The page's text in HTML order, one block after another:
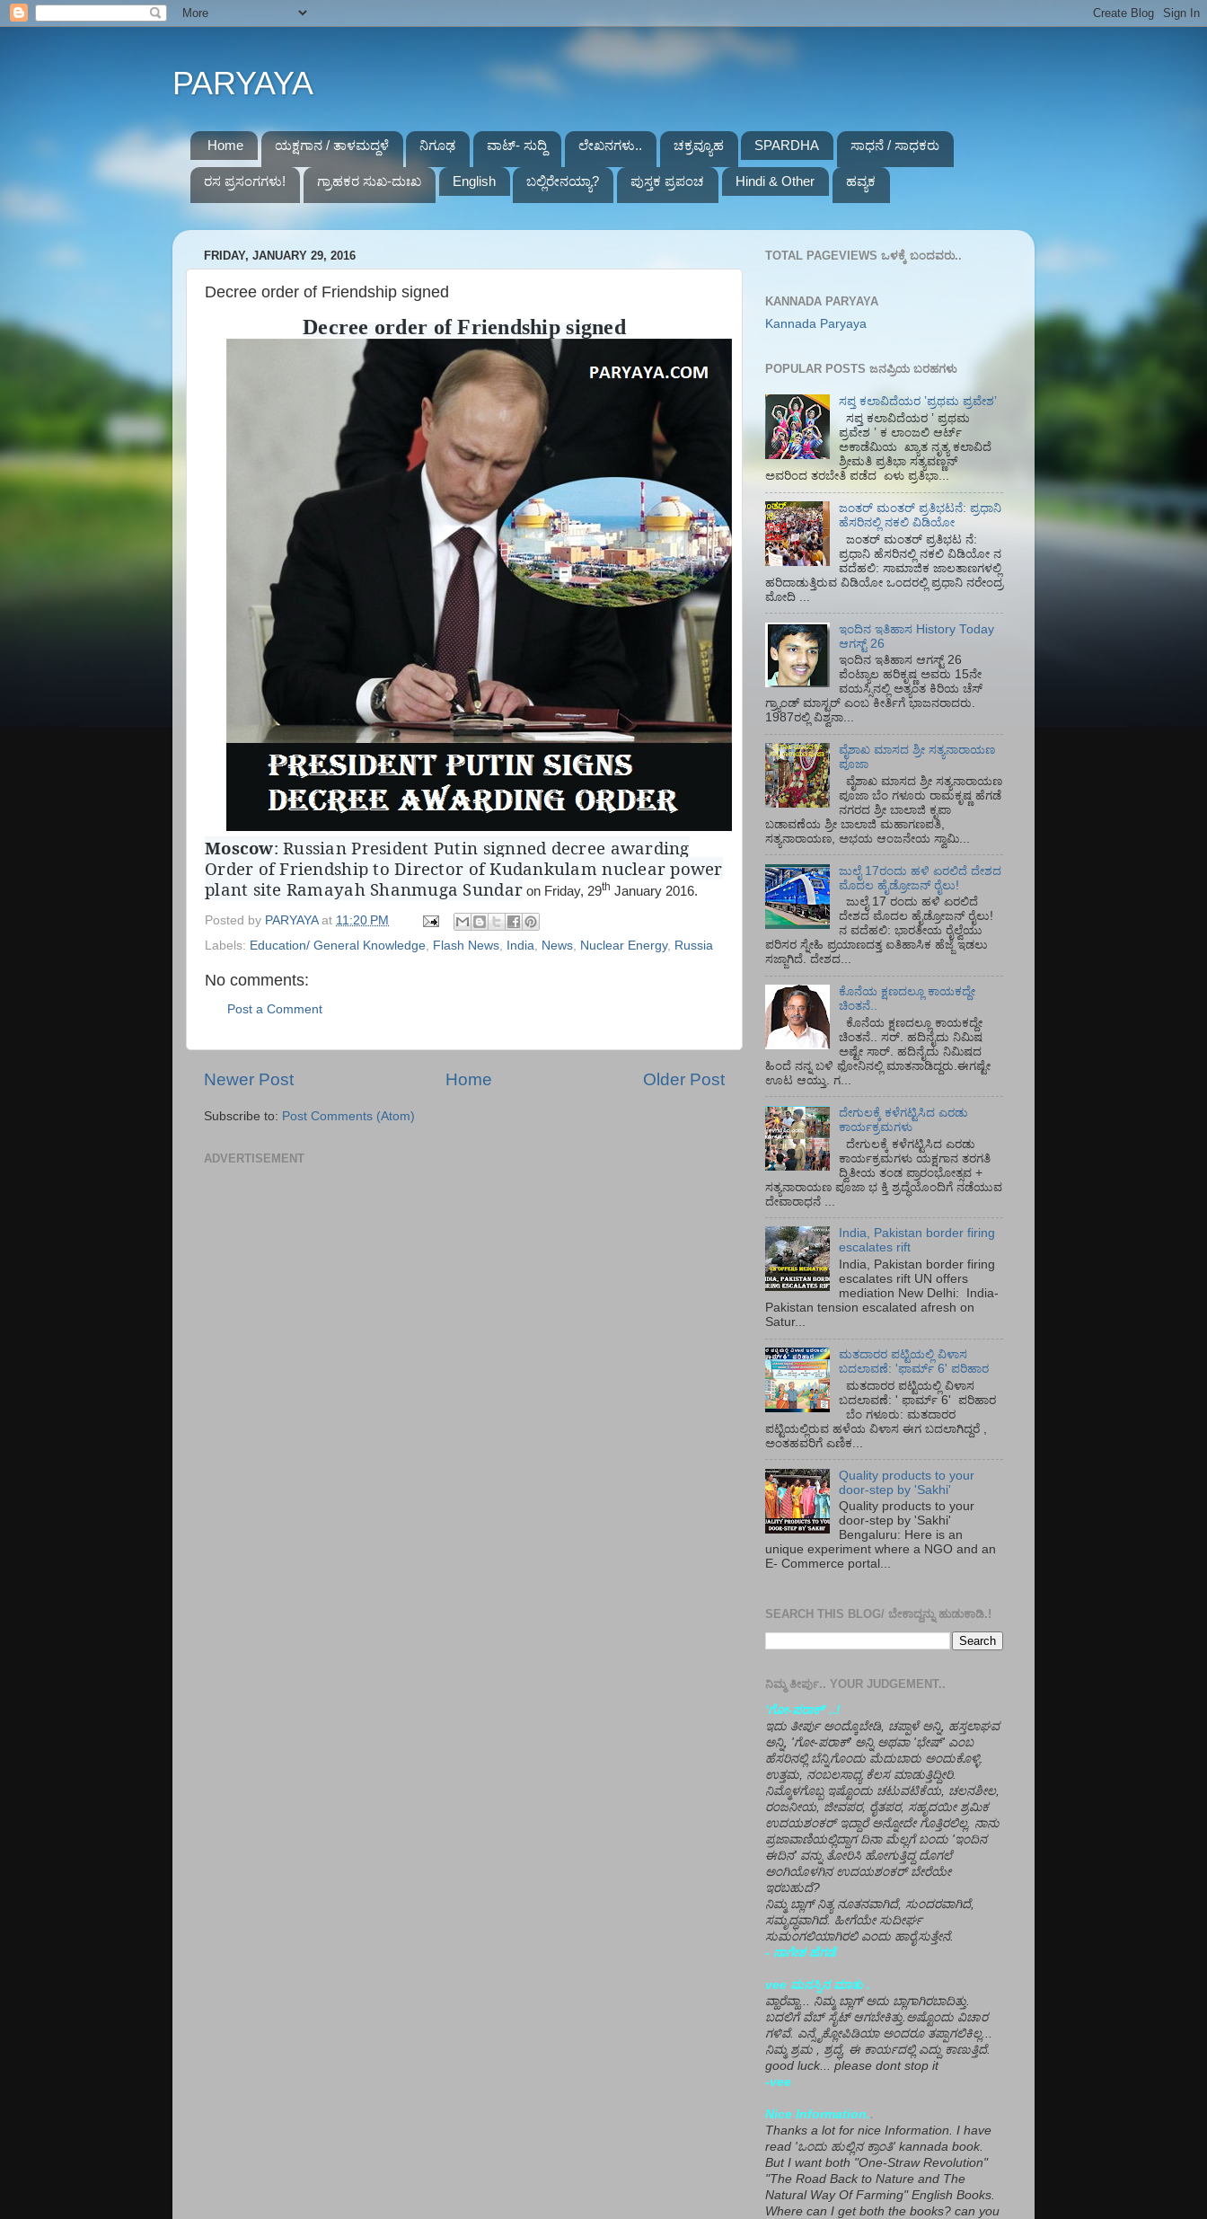
PARYAYA
Home ಯಕ್ಷಗಾನ / ತಾಳಮದ್ದಳೆ ನಿಗೂಢ ವಾಟ್- ಸುದ್ದಿ ಲೇಖನಗಳು.. ಚಕ್ರವ್ಯೂಹ SPARDHA ಸಾಧನೆ / ಸಾಧಕರು
ರಸ ಪ್ರಸಂಗಗಳು! ಗ್ರಾಹಕರ ಸುಖ-ದುಃಖ English ಬಲ್ಲಿರೇನಯ್ಯಾ? ಪುಸ್ತಕ ಪ್ರಪಂಚ Hindi & Other ಹವ್ಯಕ
FRIDAY, JANUARY 29, 2016
Decree order of Friendship signed
Decree order of Friendship signed
Moscow: Russian President Putin signned decree awarding
Order of Friendship to Director of Kudankulam nuclear power
plant site Ramayah Shanmuga Sundar on Friday, 29th January 2016.
Posted by PARYAYA at 11:20 PM
Labels: Education/ General Knowledge Flash News India News Nuclear Energy, Russia
No comments:
Post a Comment
Newer Post Older Post
Home
Subscribe to: Post Comments (Atom)
ADVERTISEMENT
TOTAL PAGEVIEWS ಒಳಕ್ಕೆ ಬಂದವರು..
KANNADA PARYAYA
Kannada Paryaya
POPULAR POSTS ಜನಪ್ರಿಯ ಬರಹಗಳು
ಸಪ್ತ ಕಲಾವಿದೆಯರ ʼಪ್ರಥಮ ಪ್ರವೇಶʼ
ಸಪ್ತ ಕಲಾವಿದೆಯರ ʼ ಪ್ರಥಮ
ಪ್ರವೇಶ ʼ ಕ ಲಾಂಜಲಿ ಆರ್ಟ್
ಅಕಾಡೆಮಿಯ‌ ಖ್ಯಾತ ನೃತ್ಯ ಕಲಾವಿದೆ
ಶ್ರೀಮತಿ ಪ್ರತಿಭಾ ಸತ್ಯವಣ್ಣನ್
ಅವರಿಂದ ತರಬೇತಿ ಪಡೆದ ಏಳು ಪ್ರತಿಭಾ...
ಜಂತರ್ ಮಂತರ್ ಪ್ರತಿಭಟನೆ: ಪ್ರಧಾನಿ
ಹೆಸರಿನಲ್ಲಿ ನಕಲಿ ವಿಡಿಯೋ
ಜಂತರ್ ಮಂತರ್ ಪ್ರತಿಭಟ ನೆ:
ಪ್ರಧಾನಿ ಹೆಸರಿನಲ್ಲಿ ನಕಲಿ ವಿಡಿಯೋ ನ
ವದೆಹಲಿ: ಸಾಮಾಜಿಕ ಜಾಲತಾಣಗಳಲ್ಲಿ
ಹರಿದಾಡುತ್ತಿರುವ ವಿಡಿಯೋ ಒಂದರಲ್ಲಿ ಪ್ರಧಾನಿ ನರೇಂದ್ರ
ಮೋದಿ ...
ಇಂದಿನ ಇತಿಹಾಸ History Today
ಆಗಸ್ಟ್ 26
ಇಂದಿನ ಇತಿಹಾಸ ಆಗಸ್ಟ್ 26
ಪೆಂಟ್ಯಾಲ ಹರಿಕೃಷ್ಣ ಅವರು 15ನೇ
ವಯಸ್ಸಿನಲ್ಲಿ ಅತ್ಯಂತ ಕಿರಿಯ ಚೆಸ್
ಗ್ರ್ಯಾಂಡ್ ಮಾಸ್ಟರ್ ಎಂಬ ಕೀರ್ತಿಗೆ ಭಾಜನರಾದರು.
1987ರಲ್ಲಿ ವಿಶ್ವನಾ...
ವೈಶಾಖ ಮಾಸದ ಶ್ರೀ ಸತ್ಯನಾರಾಯಣ
ಪೂಜಾ
ವೈಶಾಖ ಮಾಸದ ಶ್ರೀ ಸತ್ಯನಾರಾಯಣ
ಪೂಜಾ ಬೆಂ ಗಳೂರು ರಾಮಕೃಷ್ಣ ಹೆಗಡೆ
ನಗರದ ಶ್ರೀ ಬಾಲಾಜಿ ಕೃಪಾ
ಬಡಾವಣೆಯ ಶ್ರೀ ಬಾಲಾಜಿ ಮಹಾಗಣಪತಿ,
ಸತ್ಯನಾರಾಯಣ, ಅಭಯ ಆಂಜನೇಯ ಸ್ವಾಮಿ...
ಜುಲೈ 17ರಂದು ಹಳಿ ಏರಲಿದೆ ದೇಶದ
ಮೊದಲ ಹೈಡ್ರೋಜನ್ ರೈಲು!
ಜುಲೈ 17 ರಂದು ಹಳಿ ಏರಲಿದೆ
ದೇಶದ ಮೊದಲ ಹೈಡ್ರೋಜನ್ ರೈಲು!
ನ ವದೆಹಲಿ: ಭಾರತೀಯ ರೈಲ್ವೆಯು
ಪರಿಸರ ಸ್ನೇಹಿ ಪ್ರಯಾಣದತ್ತ ಐತಿಹಾಸಿಕ ಹೆಜ್ಜೆ ಇಡಲು
ಸಜ್ಜಾಗಿದೆ. ದೇಶದ...
ಕೊನೆಯ ಕ್ಷಣದಲ್ಲೂ ಕಾಯಕದ್ದೇ
ಚಿಂತನೆ..
ಕೊನೆಯ ಕ್ಷಣದಲ್ಲೂ ಕಾಯಕದ್ದೇ
ಚಿಂತನೆ.. ಸರ್.‌ ಹದಿನೈದು ನಿಮಿಷ
ಅಷ್ಟೇ ಸಾರ್.‌ ಹದಿನೈದು ನಿಮಿಷದ
ಹಿಂದೆ ನನ್ನ ಬಳಿ ಫೋನಿನಲ್ಲಿ ಮಾತನಾಡಿದ್ದರು.ಈಗಷ್ಟೇ
ಊಟ ಆಯ್ತು. ಗ...
ದೇಗುಲಕ್ಕೆ ಕಳೆಗಟ್ಟಿಸಿದ ಎರಡು
ಕಾರ್ಯಕ್ರಮಗಳು
ದೇಗುಲಕ್ಕೆ ಕಳೆಗಟ್ಟಿಸಿದ ಎರಡು
ಕಾರ್ಯಕ್ರಮಗಳು ಯಕ್ಷಗಾನ ತರಗತಿ
ದ್ವಿತೀಯ ತಂಡ ಪ್ರಾರಂಭೋತ್ಸವ +
ಸತ್ಯನಾರಾಯಣ ಪೂಜಾ ಭ ಕ್ತಿ ಶ್ರದ್ಧೆಯೊಂದಿಗೆ ನಡೆಯುವ
ದೇವಾರಾಧನೆ ...
India, Pakistan border firing
escalates rift
India, Pakistan border firing
escalates rift UN offers
mediation New Delhi: India-
Pakistan tension escalated afresh on
Satur...
ಮತದಾರರ ಪಟ್ಟಿಯಲ್ಲಿ ವಿಳಾಸ
ಬದಲಾವಣೆ: 'ಫಾರ್ಮ್ 6' ಪರಿಹಾರ
ಮತದಾರರ ಪಟ್ಟಿಯಲ್ಲಿ ವಿಳಾಸ
ಬದಲಾವಣೆ: ' ಫಾರ್ಮ್ 6' ಪರಿಹಾರ
ಬೆಂ ಗಳೂರು: ಮತದಾರರ
ಪಟ್ಟಿಯಲ್ಲಿರುವ ಹಳೆಯ ವಿಳಾಸ ಈಗ ಬದಲಾಗಿದ್ದರೆ ,
ಅಂತಹವರಿಗೆ ಎಣಿಕ...
Quality products to your
door-step by 'Sakhi'
Quality products to your
door-step by 'Sakhi'
Bengaluru: Here is an
unique experiment where a NGO and an
E- Commerce portal...
SEARCH THIS BLOG/ ಬೇಕಾದ್ದನ್ನು ಹುಡುಕಾಡಿ.!
ನಿಮ್ಮ ತೀರ್ಪು.. YOUR JUDGEMENT..
'ಗೋ-ಪರಾಕ್' ..!
ಇದು ತೀರ್ಪು ಅಂದ್ಕೊಬೇಡಿ, ಚಪ್ಪಾಳೆ ಅನ್ನಿ, ಹಸ್ತಲಾಘವ
ಅನ್ನಿ, 'ಗೋ-ಪರಾಕ್' ಅನ್ನಿ ಅಥವಾ 'ಭೇಷ್' ಎಂಬ
ಹೆಸರಿನಲ್ಲಿ ಬೆನ್ನಿಗೊಂದು ಮೆದುಬಾರು ಅಂದುಕೊಳ್ಳಿ.
ಉತ್ತಮ, ನಂಬಲಸಾಧ್ಯ ಕೆಲಸ ಮಾಡುತ್ತಿದ್ದೀರಿ.
ನಿಮ್ಮೊಳಗೊಬ್ಬ ಇಷ್ಟೊಂದು ಚಟುವಟಿಕೆಯ, ಚಲನಶೀಲ,
ರಂಜನೀಯ, ಜೀವಪರ, ರೈತಪರ, ಸಹೃದಯೀ ಶ್ರಮಿಕ
ಉದಯಶಂಕರ್ ಇದ್ದಾರೆ ಅನ್ನೋದೇ ಗೊತ್ತಿರಲಿಲ್ಲ. ನಾನು
ಪ್ರಜಾವಾಣಿಯಲ್ಲಿದ್ದಾಗ ದಿನಾ ಮೆಲ್ಲಗೆ ಬಂದು 'ಇಂದಿನ
ಈದಿನ' ವನ್ನು ತೋರಿಸಿ ಹೋಗುತ್ತಿದ್ದ ದೊಗಲೆ
ಅಂಗಿಯೊಳಗಿನ ಉದಯಶಂಕರ್ ಬೇರೆಯೇ
ಇರಬಹುದೆ?
ನಿಮ್ಮ ಬ್ಲಾಗ್ ನಿತ್ಯ ನೂತನವಾಗಿದೆ, ಸುಂದರವಾಗಿದೆ,
ಸಮೃದ್ಧವಾಗಿದೆ. ಹೀಗೆಯೇ ಸುದೀರ್ಘ
ಸುಮಂಗಲಿಯಾಗಿರಲಿ ಎಂದು ಹಾರೈಸುತ್ತೇನೆ.
- ನಾಗೇಶ ಹೆಗಡೆ
vee ಮನಸ್ಸಿನ ಮಾತು .
ವ್ಹಾರೆವ್ಹಾ... ನಿಮ್ಮ ಬ್ಲಾಗ್ ಅದು ಬ್ಲಾಗಾಗಿರಬಾದಿತ್ತು.
ಬದಲಿಗೆ ವೆಬ್ ಸೈಟ್ ಆಗಬೇಕಿತ್ತು.ಅಷ್ಟೊಂದು ವಿಚಾರ
ಗಳಿವೆ. ಎನ್ಸೈಕ್ಲೋಪಿಡಿಯಾ ಅಂದರೂ ತಪ್ಪಾಗಲಿಕಿಲ್ಲ...
ನಿಮ್ಮ ಶ್ರಮ , ಶ್ರದ್ಧೆ, ಈ ಕಾರ್ಯದಲ್ಲಿ ಎದ್ದು ಕಾಣುತ್ತಿದೆ.
good luck... please dont stop it
-vee
Nice Information..
Thanks a lot for nice Information. I have
read 'ಒಂದು ಹುಲ್ಲಿನ ಕ್ರಾಂತಿ' kannada book.
But I want both "One-Straw Revolution"
"The Road Back to Nature and The
Natural Way Of Farming" English Books.
Where can I get both the books? can you